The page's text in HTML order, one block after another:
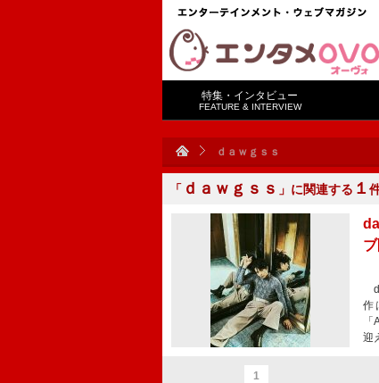
特集・インタビュー
FEATURE & INTERVIEW
ｄａｗｇｓｓ
「 ｄａｗｇｓｓ 」に関連する １
作
迎
1